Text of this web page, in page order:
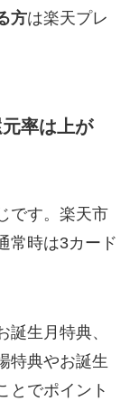
方は楽天プレ
率は上が
です。楽天市
常時は3カード
生月特典、
特典やお誕生
とでポイント